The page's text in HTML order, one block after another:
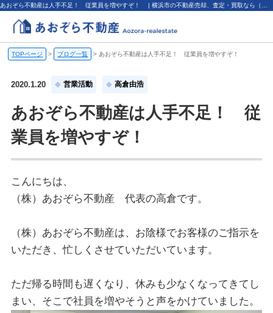
TOPページ > ブログ一覧 > あおぞら不動産は人手不足！ 従業員を増やすぞ！
2020.1.20 営業活動 高倉由浩
あおぞら不動産は人手不足！ 従
業員を増やすぞ！
こんにちは、
（株）あおぞら不動産 代表の高倉です。
（株）あおぞら不動産は、お陰様でお客様のご指示を
いただき、忙しくさせていただいています。
ただ帰る時間も遅くなり、休みも少なくなってきてし
まい、そこで社員を増やそうと声をかけていました。